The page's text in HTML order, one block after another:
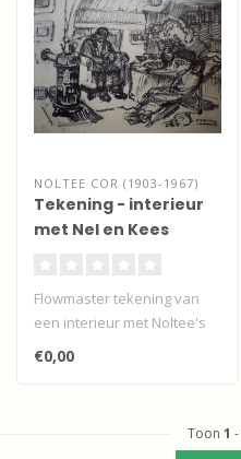
NOLTEE COR (1903-1967)
Tekening - interieur
met Nel en Kees
Flowmaster tekening van
een interieur met Noltee's
vrouw Nel en collega
kunstena..
€0,00
Toon 1 -